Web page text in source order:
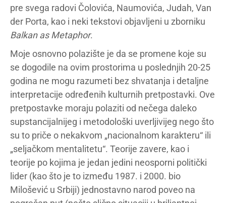
pre svega radovi Čolovića, Naumovića, Judah, Van
der Porta, kao i neki tekstovi objavljeni u zborniku
Balkan as Metaphor.
Moje osnovno polazište je da se promene koje su
se dogodile na ovim prostorima u poslednjih 20-25
godina ne mogu razumeti bez shvatanja i detaljne
interpretacije određenih kulturnih pretpostavki. Ove
pretpostavke moraju polaziti od nečega daleko
supstancijalnijeg i metodološki uverljivijeg nego što
su to priče o nekakvom „nacionalnom karakteru“ ili
„seljačkom mentalitetu“. Teorije zavere, kao i
teorije po kojima je jedan jedini neosporni politički
lider (kao što je to između 1987. i 2000. bio
Milošević u Srbiji) jednostavno narod poveo na